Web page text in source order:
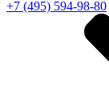
+7 (495) 594-98-80